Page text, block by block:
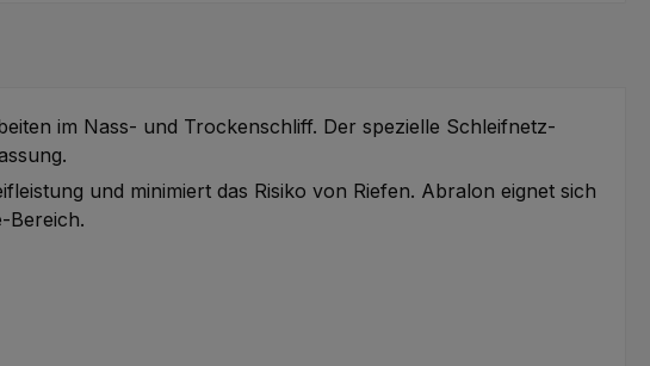
im Nass- und Trockenschliff. Der spezielle Schleifnetz-
und minimiert das Risiko von Riefen. Abralon eignet sich
Bereich.